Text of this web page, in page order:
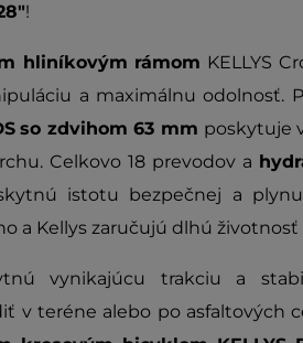
!
hliníkovým rámom KELLYS
a maximálnu odolnosť.
so zdvihom 63 mm poskytuje
Celkovo 18 prevodov a
istotu bezpečnej a
a Kellys zaručujú dlhú životnosť
vynikajúcu trakciu a
v teréne alebo po asfaltových